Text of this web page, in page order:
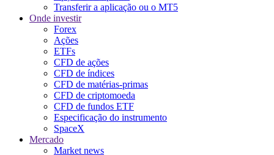
Transferir a aplicação ou o MT5
Onde investir
Forex
Ações
ETFs
CFD de ações
CFD de índices
CFD de matérias-primas
CFD de criptomoeda
CFD de fundos ETF
Especificação do instrumento
SpaceX
Mercado
Market news